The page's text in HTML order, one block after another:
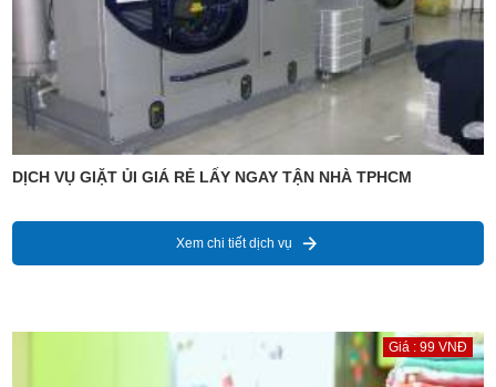
DỊCH VỤ GIẶT ỦI GIÁ RẺ LẤY NGAY TẬN NHÀ TPHCM
Xem chi tiết dịch vụ
Giá : 99 VNĐ